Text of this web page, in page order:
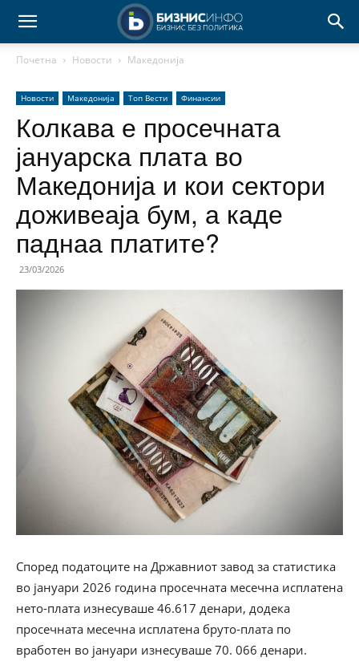
Почетна Новости Македонија
Новости Македонија Топ Вести Финансии
Колкава е просечната
јануарска плата во
Македонија и кои сектори
доживеаја бум, а каде
паднаа платите?
23/03/2026
Според податоците на Државниот завод за статистика
во јануари 2026 година просечната месечна исплатена
нето-плата изнесуваше 46.617 денари, додека
просечната месечна исплатена бруто-плата по
вработен во јануари изнесуваше 70. 066 денари.